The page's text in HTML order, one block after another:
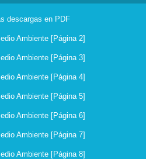
descargas en PDF
Ambiente [Página 2]
Ambiente [Página 3]
Ambiente [Página 4]
Ambiente [Página 5]
Ambiente [Página 6]
Ambiente [Página 7]
Ambiente [Página 8]